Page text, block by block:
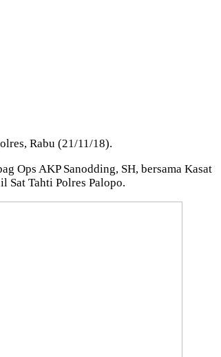
Rabu (21/11/18).
Ops AKP Sanodding, SH, bersama Kasat
Sat Tahti Polres Palopo.